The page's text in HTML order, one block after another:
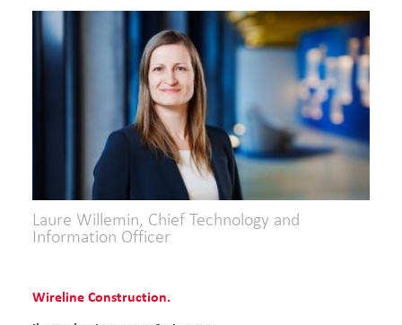
Laure Willemin, Chief Technology and
Information Officer
Wireline Construction.